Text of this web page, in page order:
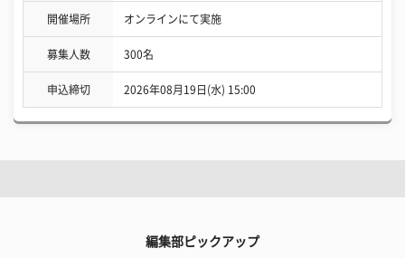
開催場所 オンラインにて実施
募集人数 300名
申込締切 2026年08月19日(水) 15:00
編集部ピックアップ